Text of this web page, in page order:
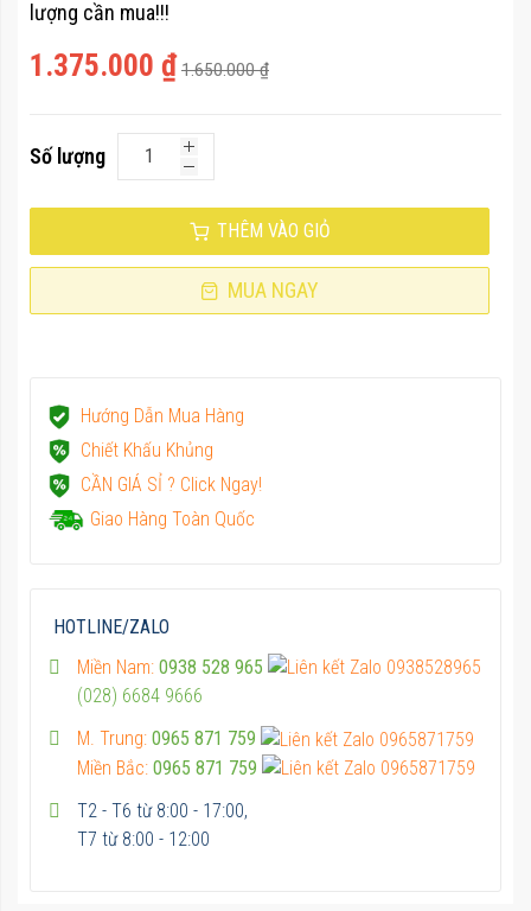
1.375.000 ₫ 1.650.000 ₫
lượng cần mua!!!
Số lượng
THÊM VÀO GIỎ
MUA NGAY
Hướng Dẫn Mua Hàng
Chiết Khấu Khủng
CẦN GIÁ SỈ ? Click Ngay!
Giao Hàng Toàn Quốc
HOTLINE/ZALO
Miền Nam: 0938 528 965
(028) 6684 9666
M. Trung: 0965 871 759
Miền Bắc: 0965 871 759
T2 - T6 từ 8:00 - 17:00,
T7 từ 8:00 - 12:00